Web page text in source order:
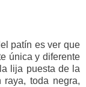
patín es ver que
única y diferente
lija puesta de la
toda negra,